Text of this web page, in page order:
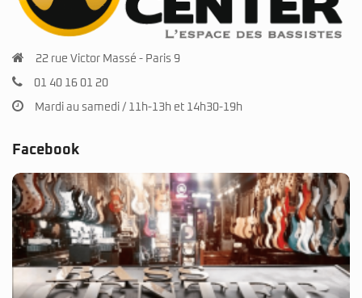
22 rue Victor Massé - Paris 9
01 40 16 01 20
Mardi au samedi / 11h-13h et 14h30-19h
Facebook